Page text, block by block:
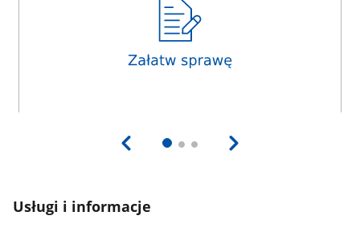
Usługi i informacje